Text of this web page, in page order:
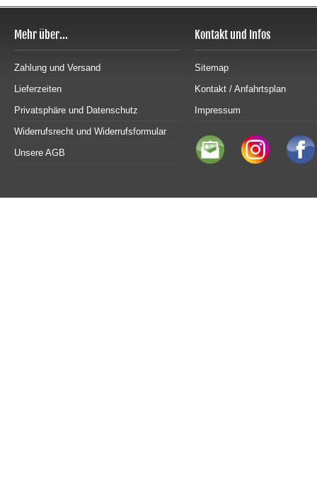
Mehr über...
Zahlung und Versand
Lieferzeiten
Privatsphäre und Datenschutz
Widerrufsrecht und Widerrufsformular
Unsere AGB
Kontakt und Infos
Sitemap
Kontakt / Anfahrtsplan
Impressum